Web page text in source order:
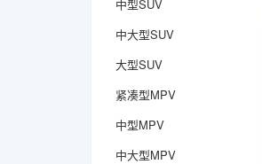
中型SUV
中大型SUV
大型SUV
紧凑型MPV
中型MPV
中大型MPV